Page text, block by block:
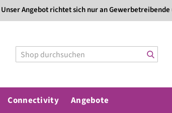
Direkt
zum
Unser Angebot richtet sich nur an
Connectivity Angebote